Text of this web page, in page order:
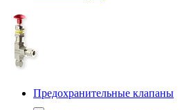
Предохранительные клапаны